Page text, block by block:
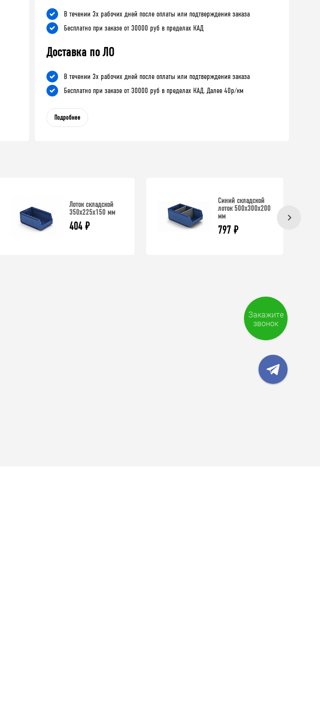
В течении 3х рабочих дней после оплаты или подтверждения заказа
Бесплатно при заказе от 30000 руб в пределах КАД
Доставка по ЛО
В течении 3х рабочих дней после оплаты или подтверждения заказа
Бесплатно при заказе от 30000 руб в пределах КАД. Далее 40р/км
Подробнее
Лоток складской
350х225х150 мм
404 ₽
Синий складской
лоток 500х300х200
мм
797 ₽
Закажите
звонок